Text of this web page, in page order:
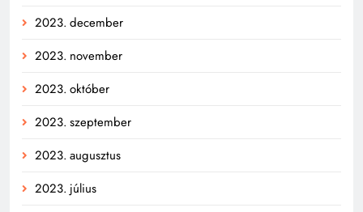
2023. december
2023. november
2023. október
2023. szeptember
2023. augusztus
2023. július